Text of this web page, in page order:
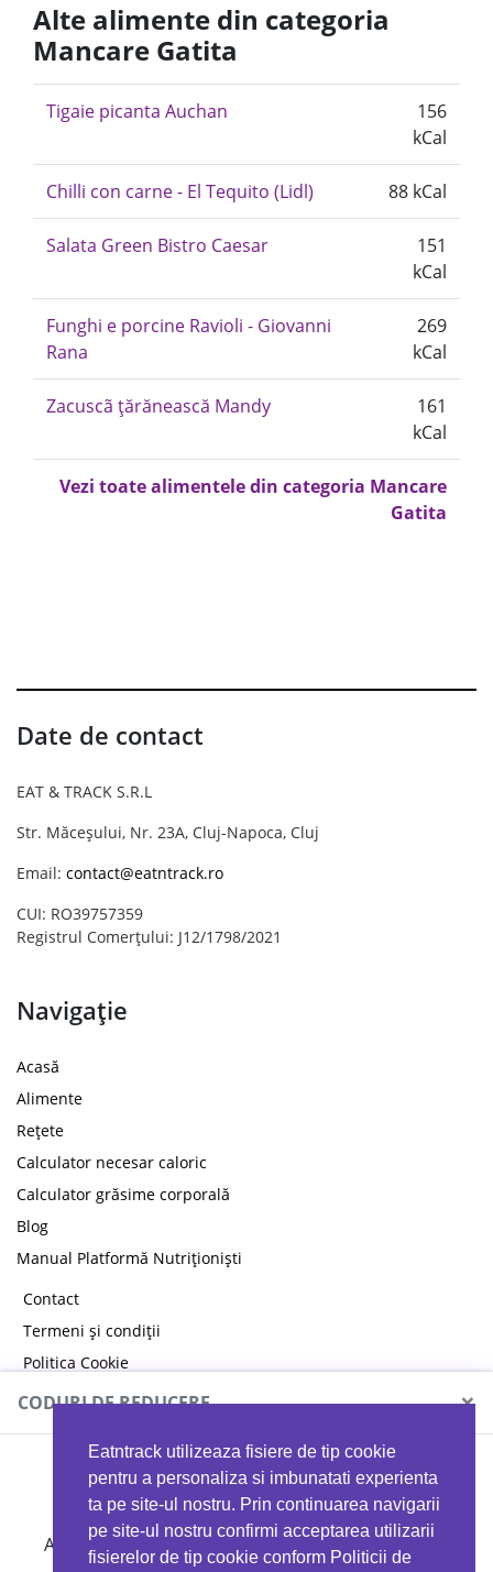
Eatntrack utilizeaza fisiere de tip cookie
pentru a personaliza si imbunatati experienta
ta pe site-ul nostru. Prin continuarea navigarii
pe site-ul nostru confirmi acceptarea utilizarii
fisierelor de tip cookie conform Politicii de
Alte alimente din categoria
Mancare Gatita
Tigaie picanta Auchan
156
kCal
Chilli con carne - El Tequito (Lidl) 88 kCal
Salata Green Bistro Caesar
151
kCal
Funghi e porcine Ravioli - Giovanni
Rana
269
kCal
Zacuscã ţărănească Mandy
161
kCal
Vezi toate alimentele din categoria Mancare
Gatita
Date de contact
EAT & TRACK S.R.L
Str. Măceșului, Nr. 23A, Cluj-Napoca, Cluj
Email: contact@eatntrack.ro
CUI: RO39757359
Registrul Comerțului: J12/1798/2021
Navigație
Acasă
Alimente
Rețete
Calculator necesar caloric
Calculator grăsime corporală
Blog
Manual Platformă Nutriționiști
Contact
Termeni și condiții
Politica Cookie
Politica de confidențialitate
CODURI DE REDUCERE ×
MYPROTEIN
Ai 40%reducere la orice comandă folosind codul